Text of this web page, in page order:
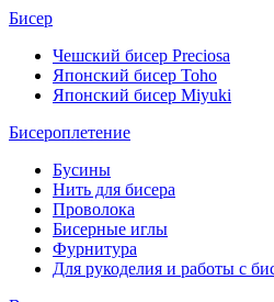
Бисер
Чешский бисер Preciosa
Японский бисер Toho
Японский бисер Miyuki
Бисероплетение
Бусины
Нить для бисера
Проволока
Бисерные иглы
Фурнитура
Для рукоделия и работы с